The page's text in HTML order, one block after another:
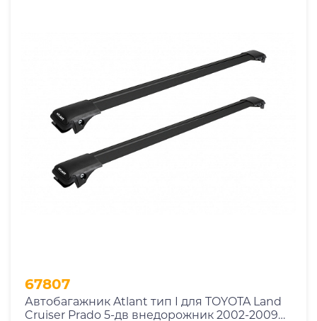
67807
Автобагажник Atlant тип I для TOYOTA Land
Cruiser Prado 5-дв внедорожник 2002-2009